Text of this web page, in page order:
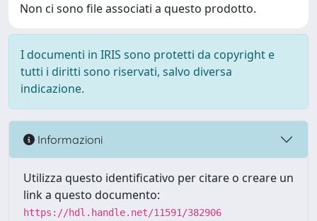
Non ci sono file associati a questo prodotto.
I documenti in IRIS sono protetti da copyright e
tutti i diritti sono riservati, salvo diversa
indicazione.
Informazioni
Utilizza questo identificativo per citare o creare un
link a questo documento:
https://hdl.handle.net/11591/382906